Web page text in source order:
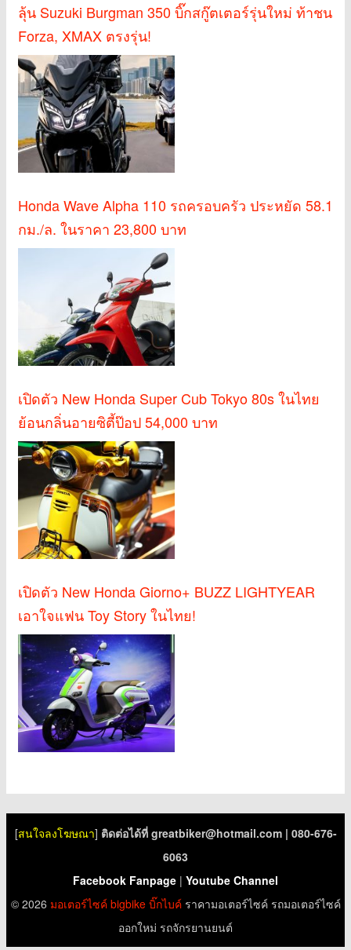
ลุ้น Suzuki Burgman 350 บิ๊กสกู๊ตเตอร์รุ่นใหม่ ท้าชน
Forza, XMAX ตรงรุ่น!
Honda Wave Alpha 110 รถครอบครัว ประหยัด 58.1
กม./ล. ในราคา 23,800 บาท
เปิดตัว New Honda Super Cub Tokyo 80s ในไทย
ย้อนกลิ่นอายซิตี้ป๊อป 54,000 บาท
เปิดตัว New Honda Giorno+ BUZZ LIGHTYEAR
เอาใจแฟน Toy Story ในไทย!
[สนใจลงโฆษณา] ติดต่อได้ที่ greatbiker@hotmail.com| 080-676-
6063
Facebook Fanpage | Youtube Channel
© 2026 มอเตอร์ไซค์ bigbike บิ๊กไบค์ราคามอเตอร์ไซค์ รถมอเตอร์ไซค์
ออกใหม่ รถจักรยานยนต์